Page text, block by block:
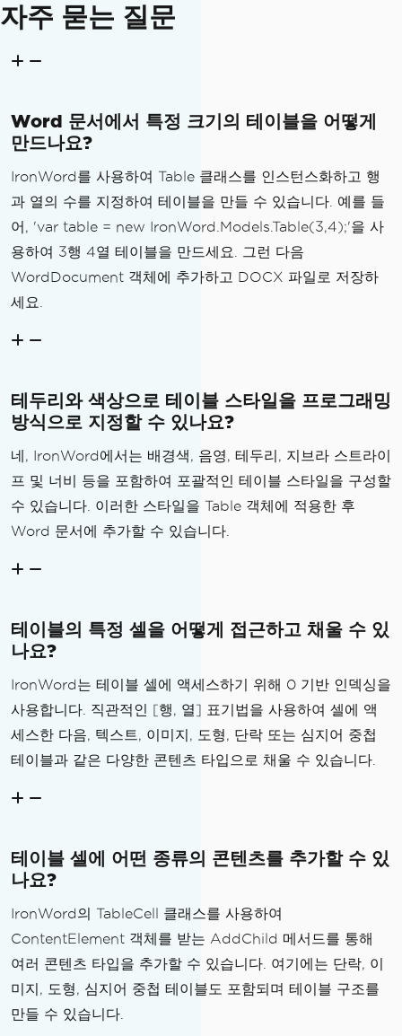
r,
nction
styledTable
자주 묻는 질문
Word 문서에서 특정 크기의 테이블을 어떻게
만드나요?
IronWord를 사용하여 Table 클래스를 인스턴스화하고 행
과 열의 수를 지정하여 테이블을 만들 수 있습니다. 예를 들
어, 'var table = new IronWord.Models.Table(3,4);'을 사
용하여 3행 4열 테이블을 만드세요. 그런 다음
WordDocument 객체에 추가하고 DOCX 파일로 저장하
세요.
테두리와 색상으로 테이블 스타일을 프로그래밍
방식으로 지정할 수 있나요?
네, IronWord에서는 배경색, 음영, 테두리, 지브라 스트라이
프 및 너비 등을 포함하여 포괄적인 테이블 스타일을 구성할
수 있습니다. 이러한 스타일을 Table 객체에 적용한 후
Word 문서에 추가할 수 있습니다.
테이블의 특정 셀을 어떻게 접근하고 채울 수 있
나요?
IronWord는 테이블 셀에 액세스하기 위해 0 기반 인덱싱을
사용합니다. 직관적인 [행, 열] 표기법을 사용하여 셀에 액
세스한 다음, 텍스트, 이미지, 도형, 단락 또는 심지어 중첩
테이블과 같은 다양한 콘텐츠 타입으로 채울 수 있습니다.
테이블 셀에 어떤 종류의 콘텐츠를 추가할 수 있
나요?
IronWord의 TableCell 클래스를 사용하여
ContentElement 객체를 받는 AddChild 메서드를 통해
여러 콘텐츠 타입을 추가할 수 있습니다. 여기에는 단락, 이
미지, 도형, 심지어 중첩 테이블도 포함되며 테이블 구조를
만들 수 있습니다.